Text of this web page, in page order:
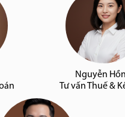
Nguyễn
Tư vấn Thuế &